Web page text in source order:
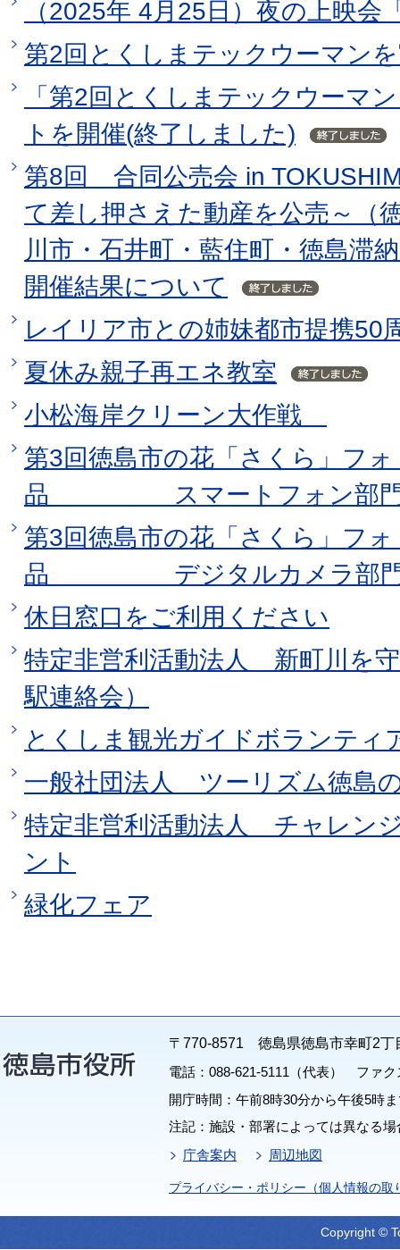
（2025年 4月25日）夜の上映会
第2回とくしまテックウーマン
「第2回とくしまテックウーマ
トを開催(終了しました)
第8回 合同公売会 in
て差し押さえた動産を公売～（
川市・石井町・藍住町・徳島滞
開催結果について
レイリア市との姉妹都市提携50
夏休み親子再エネ教室
小松海岸クリーン大作戦
第3回徳島市の花「さくら」フ
品 スマートフォン部
第3回徳島市の花「さくら」フ
品 デジタルカメラ部
休日窓口をご利用ください
特定非営利活動法人 新町川を
駅連絡会）
とくしま観光ガイドボランティ
一般社団法人 ツーリズム徳島
特定非営利活動法人 チャレン
ント
緑化フェア
〒770-8571 徳島県徳島市幸町2丁
電話：088-621-5111（代表） ファク
開庁時間：午前8時30分から午後5時
注記：施設・部署によっては異なる
庁舎案内
周辺地図
プライバシー・ポリシー（個人情報の取
Copyright ©